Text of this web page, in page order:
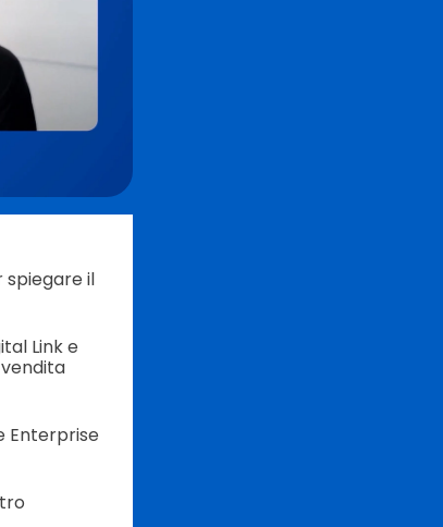
spiegare il
Link e
Enterprise